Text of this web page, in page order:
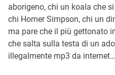
aborigeno, chi un koala che
chi Homer Simpson, chi un
ma pare che il più gettonato
che salta sulla testa di un
illegalmente mp3 da internet…